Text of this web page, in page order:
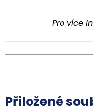
Pro více
Přiložené